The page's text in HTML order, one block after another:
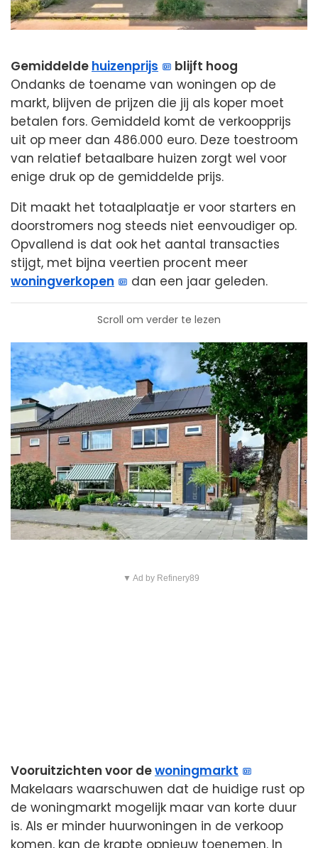
Gemiddelde huizenprijs
blijft hoog
Ondanks de toename van woningen op de
markt, blijven de prijzen die jij als koper moet
betalen fors. Gemiddeld komt de verkoopprijs
uit op meer dan 486.000 euro. Deze toestroom
van relatief betaalbare huizen zorgt wel voor
enige druk op de gemiddelde prijs.
Dit maakt het totaalplaatje er voor starters en
doorstromers nog steeds niet eenvoudiger op.
Opvallend is dat ook het aantal transacties
stijgt, met bijna veertien procent meer
woningverkopen
dan een jaar geleden.
Scroll om verder te lezen
▼ Ad by Refinery89
Vooruitzichten voor dewoningmarkt
Makelaars waarschuwen dat de huidige rust op
de woningmarkt mogelijk maar van korte duur
is. Als er minder huurwoningen in de verkoop
komen, kan de krapte opnieuw toenemen. In